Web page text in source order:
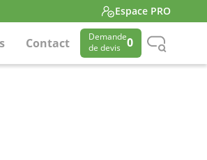
Espace PRO
Contact
Demande
de devis 0